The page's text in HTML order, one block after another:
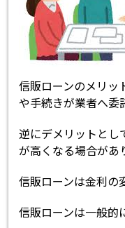
信販ローンのメリッ
や手続きが業者へ委
逆にデメリットとし
が高くなる場合があ
信販ローンは金利の
信販ローンは一般的